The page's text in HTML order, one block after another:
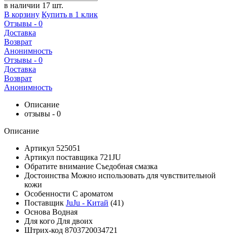
в наличии 17 шт.
В корзину Купить в 1 клик
Отзывы - 0
Доставка
Возврат
Анонимность
Отзывы - 0
Доставка
Возврат
Анонимность
Описание
отзывы - 0
Описание
Артикул 525051
Артикул поставщика 721JU
Обратите внимание Съедобная смазка
Достоинства Можно использовать для чувствительной
кожи
Особенности С ароматом
Поставщик JuJu - Китай (41)
Основа Водная
Для кого Для двоих
Штрих-код 8703720034721